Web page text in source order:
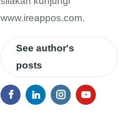
www.ireappos.com.
See author's
posts